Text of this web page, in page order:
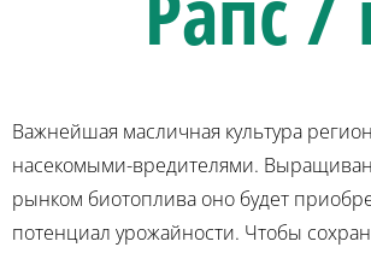
Важнейшая масличная культура
насекомыми-вредителями.
рынком биотоплива оно будет
потенциал урожайности. Чтобы